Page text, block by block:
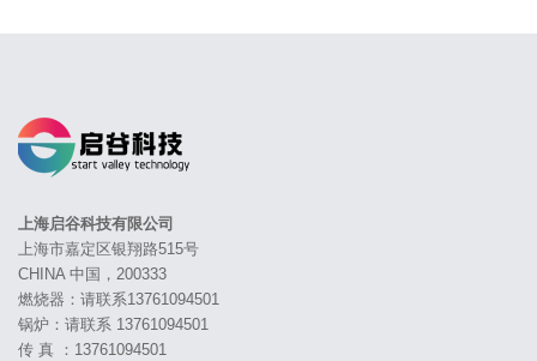
上海启谷科技有限公司
上海市嘉定区银翔路515号
CHINA 中国，200333
燃烧器：请联系13761094501
锅炉：请联系 13761094501
传 真 ：13761094501